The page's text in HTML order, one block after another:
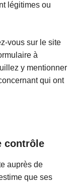
légitimes ou
vous sur le site
à
y mentionner
qui ont
contrôle
auprès de
que ses